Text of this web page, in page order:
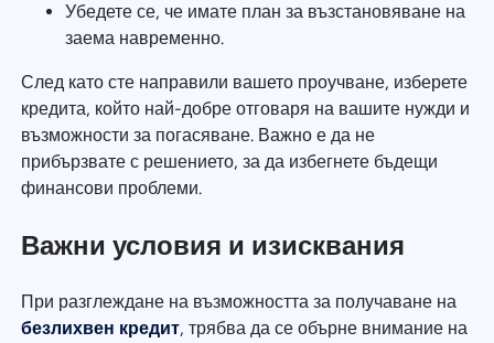
Убедете се, че имате план за възстановяване на
заема навременно.
След като сте направили вашето проучване, изберете
кредита, който най-добре отговаря на вашите нужди и
възможности за погасяване. Важно е да не
прибързвате с решението, за да избегнете бъдещи
финансови проблеми.
Важни условия и изисквания
При разглеждане на възможността за получаване на
безлихвен кредит, трябва да се обърне внимание на